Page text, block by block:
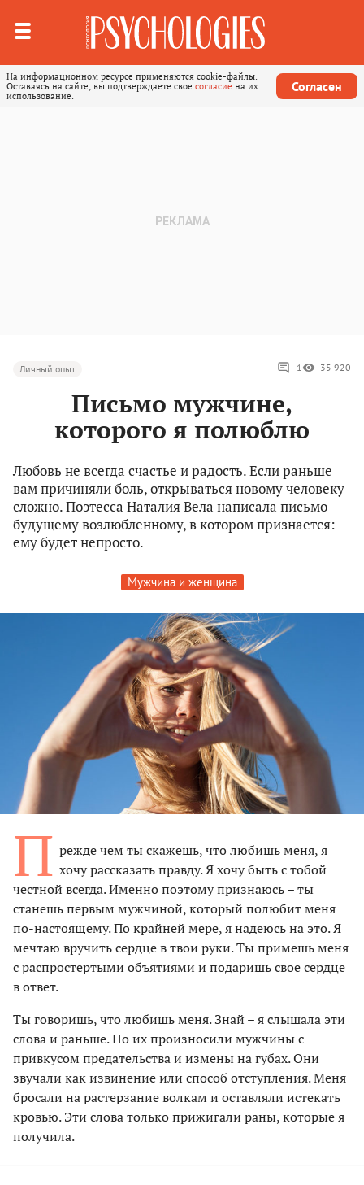
На информационном ресурсе применяются cookie-файлы.
Оставаясь на сайте, вы подтверждаете свое согласие на их
использование.
Согласен
Личный опыт 1 35 920
Письмо мужчине,
которого я полюблю
Любовь не всегда счастье и радость. Если раньше
вам причиняли боль, открываться новому человеку
сложно. Поэтесса Наталия Вела написала письмо
будущему возлюбленному, в котором признается:
ему будет непросто.
Мужчина и женщина
П режде чем ты скажешь, что любишь меня, я
хочу рассказать правду. Я хочу быть с тобой
честной всегда. Именно поэтому признаюсь – ты
станешь первым мужчиной, который полюбит меня
по-настоящему. По крайней мере, я надеюсь на это. Я
мечтаю вручить сердце в твои руки. Ты примешь меня
с распростертыми объятиями и подаришь свое сердце
в ответ.
Ты говоришь, что любишь меня. Знай – я слышала эти
слова и раньше. Но их произносили мужчины с
привкусом предательства и измены на губах. Они
звучали как извинение или способ отступления. Меня
бросали на растерзание волкам и оставляли истекать
кровью. Эти слова только прижигали раны, которые я
получила.